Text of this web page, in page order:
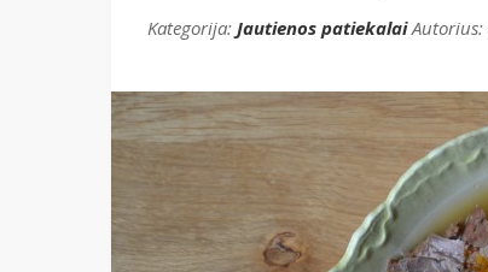
Kategorija: Jautienos patiekalaiAutorius: